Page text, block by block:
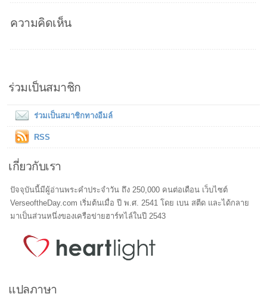
ความคิดเห็น
ร่วมเป็นสมาชิก
ร่วมเป็นสมาชิกทางอีมล์
RSS
เกี่ยวกับเรา
ปัจจุบันนี้มีผู้อ่านพระคำประจำวัน ถึง 250,000 คนต่อเดือน เว็บไซต์
VerseoftheDay.com เริ่มต้นเมื่อ ปี พ.ศ. 2541 โดย เบน สตีด และได้กลาย
มาเป็นส่วนหนึ่งของเครือข่ายฮาร์ทไล์ในปี 2543
แปลภาษา